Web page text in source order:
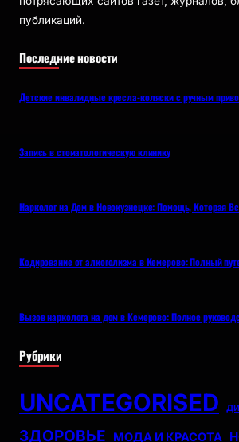
публикаций.
Последние новости
Детские инвалидные кресла-коляски с ручным
Запись в стоматологическую клинику
Нарколог на Дом в Новокузнецке: Помощь, Которая
Кодирование от алкоголизма в Кемерово: Полный
Вызов нарколога на дом в Кемерово: Полное
Рубрики
UNCATEGORISED
ЗДОРОВЬЕ МОДА И КРАСОТА